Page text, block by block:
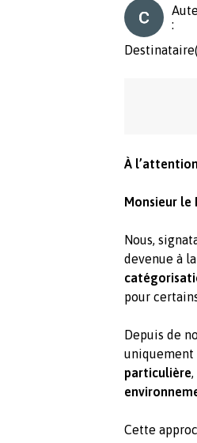
:
À
Monsieur le
Nous,
devenue à
pour
Depuis de
uniquement
particulière
Cette